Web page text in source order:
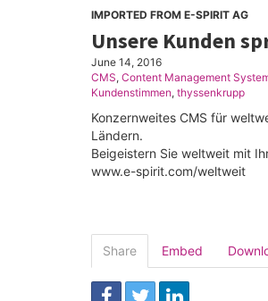
IMPORTED FROM E-SPIRIT AG
Unsere Kunden
June 14, 2016
CMS, Content Management
Kundenstimmen, thyssenkrupp
Konzernweites CMS für
Ländern.
Beigeistern Sie weltweit mit
www.e-spirit.com/weltweit
Share Embed